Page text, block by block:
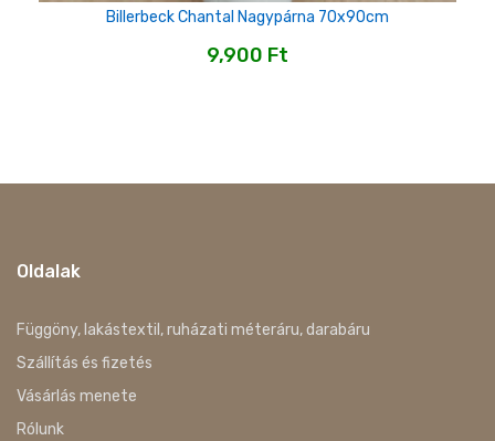
Billerbeck Chantal Nagypárna 70x90cm
9,900 Ft
Oldalak
Függöny, lakástextil, ruházati méteráru, darabáru
Szállítás és fizetés
Vásárlás menete
Rólunk